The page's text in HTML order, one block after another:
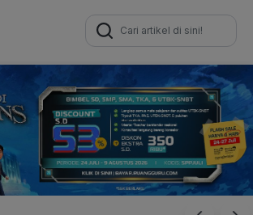
Search
for: